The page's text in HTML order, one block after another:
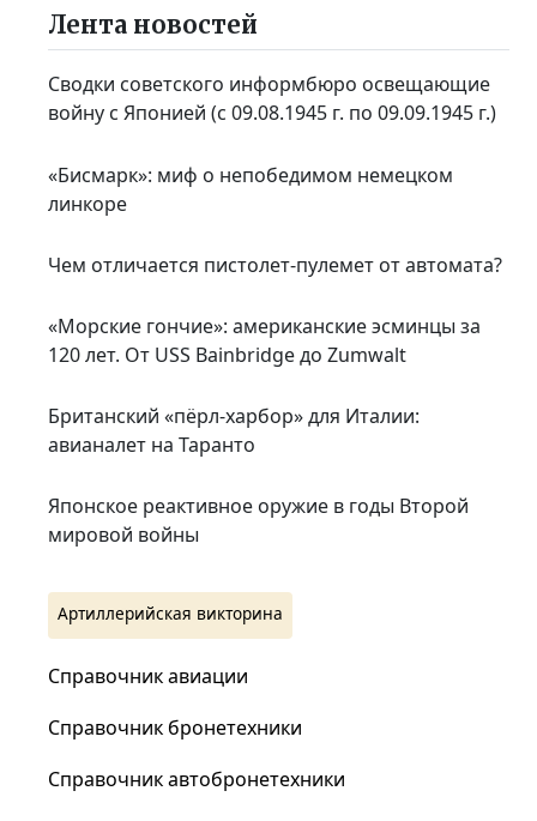
Лента новостей
Сводки советского информбюро освещающие
войну с Японией (с 09.08.1945 г. по 09.09.1945 г.)
«Бисмарк»: миф о непобедимом немецком
линкоре
Чем отличается пистолет-пулемет от автомата?
«Морские гончие»: американские эсминцы за
120 лет. От USS Bainbridge до Zumwalt
Британский «пёрл-харбор» для Италии:
авианалет на Таранто
Японское реактивное оружие в годы Второй
мировой войны
Артиллерийская викторина
Справочник авиации
Справочник бронетехники
Справочник автобронетехники